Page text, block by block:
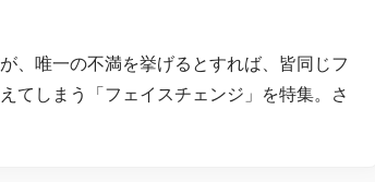
、唯一の不満を挙げるとすれば、皆同じフ
てしまう「フェイスチェンジ」を特集。さ